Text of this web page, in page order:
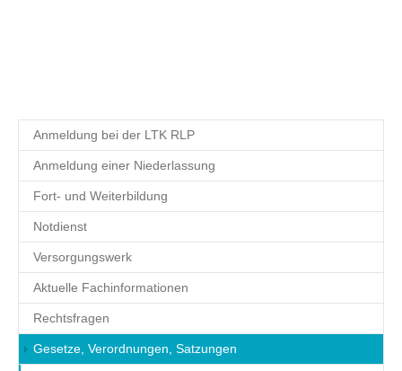
Anmeldung bei der LTK RLP
Anmeldung einer Niederlassung
Fort- und Weiterbildung
Notdienst
Versorgungswerk
Aktuelle Fachinformationen
Rechtsfragen
Gesetze, Verordnungen, Satzungen